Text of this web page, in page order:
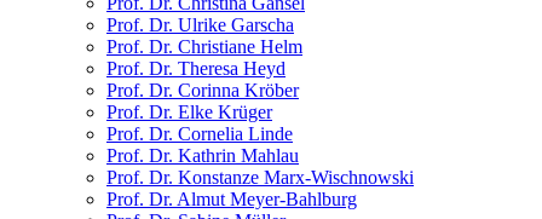
Prof. Dr. Ulrike Garscha
Prof. Dr. Christiane Helm
Prof. Dr. Theresa Heyd
Prof. Dr. Corinna Kröber
Prof. Dr. Elke Krüger
Prof. Dr. Cornelia Linde
Prof. Dr. Kathrin Mahlau
Prof. Dr. Konstanze Marx-Wischnowski
Prof. Dr. Almut Meyer-Bahlburg